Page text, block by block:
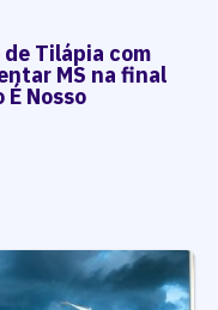
Tilápia com
MS na final
Nosso